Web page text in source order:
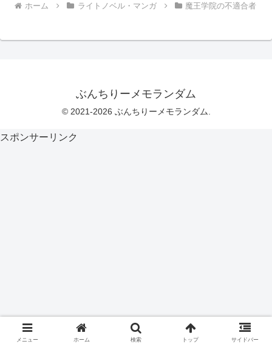
ホーム ライトノベル・マンガ 魔王学院の不適合者
ぶんちりーメモランダム
© 2021-2026 ぶんちりーメモランダム.
メニュー ホーム 検索 トップ サイドバー
スポンサーリンク